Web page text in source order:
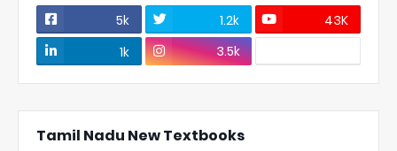
5k 1.2k
43K
1k
3.5k
Tamil Nadu New Textbooks